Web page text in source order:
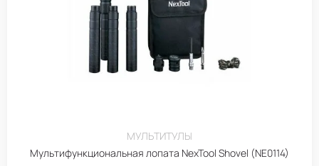
МУЛЬТИТУЛЫ
Мультифункциональная лопата NexTool Shovel (NE0114)